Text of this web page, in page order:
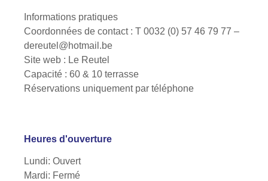
Informations pratiques
Coordonnées de contact : T 0032 (0) 57 46 79 77 –
dereutel@hotmail.be
Site web : Le Reutel
Capacité : 60 & 10 terrasse
Réservations uniquement par téléphone
Heures d'ouverture
Lundi: Ouvert
Mardi: Fermé